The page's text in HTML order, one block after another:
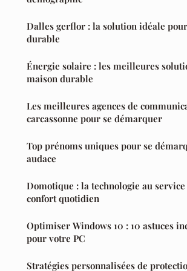
Dalles gerflor : la solution idéale
durable
Énergie solaire : les meilleures
maison durable
Les meilleures agences de
carcassonne pour se démarquer
Top prénoms uniques pour se
audace
Domotique : la technologie au
confort quotidien
Optimiser Windows 10 : 10 astuces
pour votre PC
Stratégies personnalisées de